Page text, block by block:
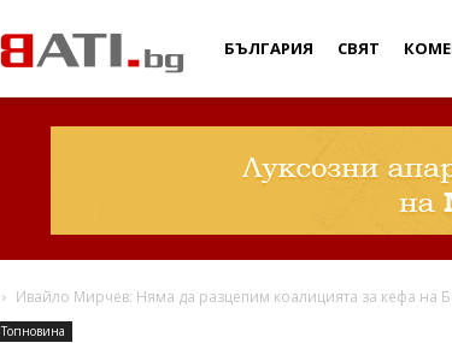
Дебати
БЪЛГАРИЯ СВЯТ
Ивайло Мирчев: Няма да разцепим коалицията за кефа на
Топновина